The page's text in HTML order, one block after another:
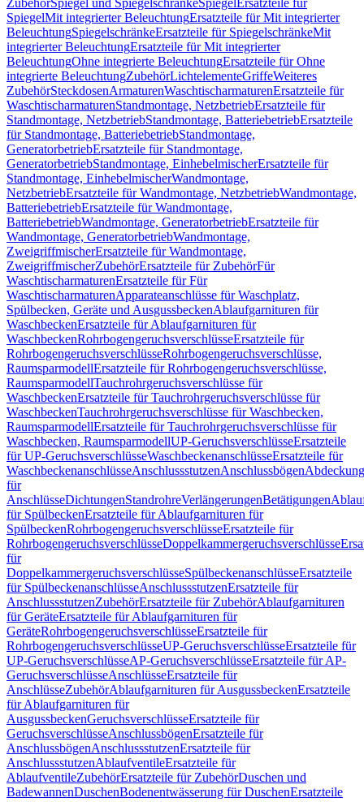
ZubehörSpiegel und SpiegelschränkeSpiegel Ersatzteile für
SpiegelMit integrierter BeleuchtungErsatzteile für Mit integrierter
BeleuchtungSpiegelschränkeErsatzteile für SpiegelschränkeMit
integrierter BeleuchtungErsatzteile für Mit integrierter
BeleuchtungOhne integrierte BeleuchtungErsatzteile für Ohne
integrierte BeleuchtungZubehörLichtelementeGriffeWeiteres
ZubehörSteckdosenArmaturenWaschtischarmaturenErsatzteile für
WaschtischarmaturenStandmontage, NetzbetriebErsatzteile für
Standmontage, NetzbetriebStandmontage, BatteriebetriebErsatzteile
für Standmontage, BatteriebetriebStandmontage,
GeneratorbetriebErsatzteile für Standmontage,
GeneratorbetriebStandmontage, EinhebelmischerErsatzteile für
Standmontage, EinhebelmischerWandmontage,
NetzbetriebErsatzteile für Wandmontage, NetzbetriebWandmontage,
BatteriebetriebErsatzteile für Wandmontage,
BatteriebetriebWandmontage, GeneratorbetriebErsatzteile für
Wandmontage, GeneratorbetriebWandmontage,
ZweigriffmischerErsatzteile für Wandmontage,
ZweigriffmischerZubehörErsatzteile für ZubehörFür
WaschtischarmaturenErsatzteile für Für
WaschtischarmaturenApparateanschlüsse für Waschplatz,
Spülbecken, Geräte und AusgussbeckenAblaufgarnituren für
WaschbeckenErsatzteile für Ablaufgarnituren für
WaschbeckenRohrbogengeruchsverschlüsseErsatzteile für
RohrbogengeruchsverschlüsseRohrbogengeruchsverschlüsse,
RaumsparmodellErsatzteile für Rohrbogengeruchsverschlüsse,
RaumsparmodellTauchrohrgeruchsverschlüsse für
WaschbeckenErsatzteile für Tauchrohrgeruchsverschlüsse für
WaschbeckenTauchrohrgeruchsverschlüsse für Waschbecken,
RaumsparmodellErsatzteile für Tauchrohrgeruchsverschlüsse für
Waschbecken, RaumsparmodellUP-GeruchsverschlüsseErsatzteile
für UP-GeruchsverschlüsseWaschbeckenanschlüsseErsatzteile für
WaschbeckenanschlüsseAnschlussstutzenAnschlussbögen
für
AnschlüsseDichtungenStandrohreVerlängerungenBetätigungen
für SpülbeckenErsatzteile für Ablaufgarnituren für
SpülbeckenRohrbogengeruchsverschlüsseErsatzteile für
RohrbogengeruchsverschlüsseDoppelkammergeruchsverschlüsse
für
DoppelkammergeruchsverschlüsseSpülbeckenanschlüsseErsatzteile
für SpülbeckenanschlüsseAnschlussstutzenErsatzteile für
AnschlussstutzenZubehörErsatzteile für ZubehörAblaufgarnituren
für GeräteErsatzteile für Ablaufgarnituren für
GeräteRohrbogengeruchsverschlüsseErsatzteile für
RohrbogengeruchsverschlüsseUP-GeruchsverschlüsseErsatzteile für
UP-GeruchsverschlüsseAP-GeruchsverschlüsseErsatzteile für AP-
GeruchsverschlüsseAnschlüsseErsatzteile für
AnschlüsseZubehörAblaufgarnituren für AusgussbeckenErsatzteile
für Ablaufgarnituren für
AusgussbeckenGeruchsverschlüsseErsatzteile für
GeruchsverschlüsseAnschlussbögenErsatzteile für
AnschlussbögenAnschlussstutzenErsatzteile für
AnschlussstutzenAblaufventileErsatzteile für
AblaufventileZubehörErsatzteile für ZubehörDuschen und
BadewannenDuschenBodenentwässerung für DuschenErsatzteile